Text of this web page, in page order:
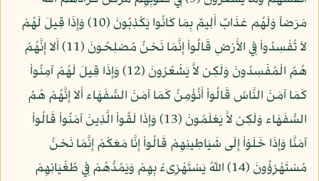
مَرَضاً وَلَهُم عَذَابٌ أَلِيمٌ بِمَا كَانُوا يَكْذِبُونَ (10) وَإِذَا قِيلَ لَهُمْ
لاَ تُفْسِدُواْ فِي الأَرْضِ قَالُواْ إِنَّمَا نَحْنُ مُصْلِحُونَ (11) أَلا إِنَّهُمْ
هُمُ الْمُفْسِدُونَ وَلَكِن لاَّ يَشْعُرُونَ (12) وَإِذَا قِيلَ لَهُمْ آمِنُواْ
كَمَا آمَنَ النَّاسُ قَالُواْ أَنُؤْمِنُ كَمَا آمَنَ السُّفَهَاء أَلا إِنَّهُمْ هُمُ
السُّفَهَاء وَلَكِن لاَّ يَعْلَمُونَ (13) وَإِذَا لَقُواْ الَّذِينَ آمَنُواْ قَالُواْ
آمَنَّا وَإِذَا خَلَوْاْ إِلَى شَيَاطِينِهِمْ قَالُواْ إِنَّا مَعَكْمْ إِنَّمَا نَحْنُ
مُسْتَهْزِؤُونَ (14) اللّهُ يَسْتَهْزِىءُ بِهِمْ وَيَمُدُّهُمْ فِي طُغْيَانِهِمْ